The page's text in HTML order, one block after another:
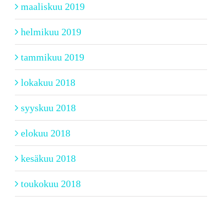
maaliskuu 2019
helmikuu 2019
tammikuu 2019
lokakuu 2018
syyskuu 2018
elokuu 2018
kesäkuu 2018
toukokuu 2018